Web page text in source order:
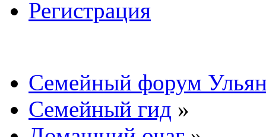
Регистрация
Семейный форум
Семейный гид »